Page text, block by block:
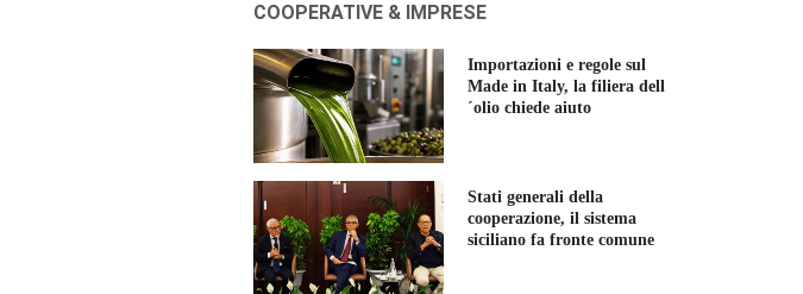
COOPERATIVE & IMPRESE
Importazioni e regole sul
Made in Italy, la filiera dell
´olio chiede aiuto
Stati generali della
cooperazione, il sistema
siciliano fa fronte comune